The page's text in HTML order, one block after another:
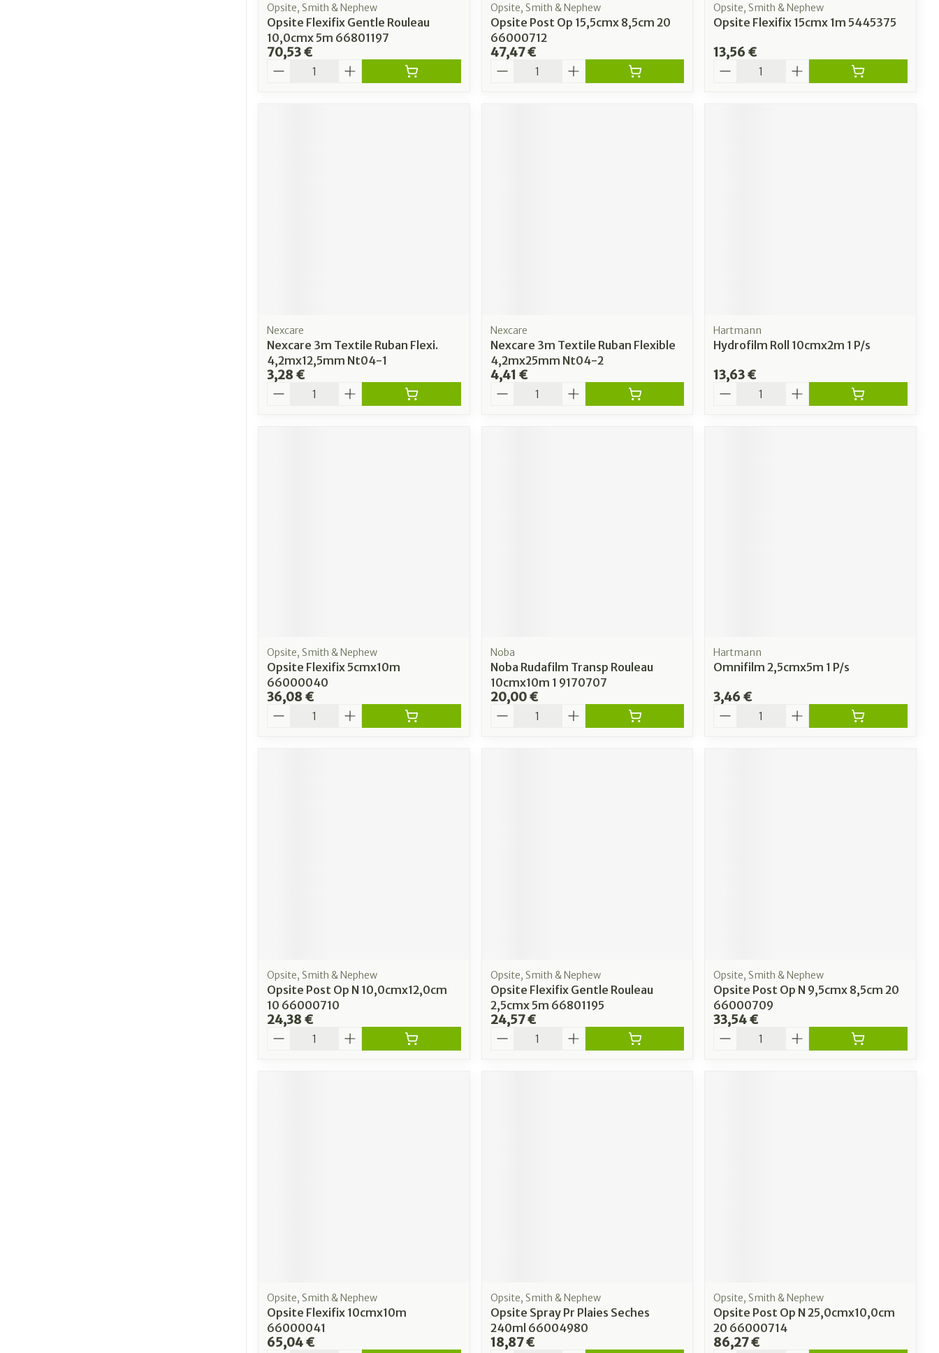
Opsite, Smith & Nephew
Opsite Flexifix Gentle Rouleau
10,0cmx 5m 66801197
70,53 €
Quantité
Opsite, Smith & Nephew
Opsite Post Op 15,5cmx 8,5cm 20
66000712
47,47 €
Quantité
Opsite, Smith & Nephew
Opsite Flexifix 15cmx 1m 5445375
13,56 €
Quantité
Nexcare
Nexcare 3m Textile Ruban Flexi.
4,2mx12,5mm Nt04-1
3,28 €
Quantité
Nexcare
Nexcare 3m Textile Ruban Flexible
4,2mx25mm Nt04-2
4,41 €
Quantité
Hartmann
Hydrofilm Roll 10cmx2m 1 P/s
13,63 €
Quantité
Opsite, Smith & Nephew
Opsite Flexifix 5cmx10m
66000040
36,08 €
Quantité
Noba
Noba Rudafilm Transp Rouleau
10cmx10m 1 9170707
20,00 €
Quantité
Hartmann
Omnifilm 2,5cmx5m 1 P/s
3,46 €
Quantité
Opsite, Smith & Nephew
Opsite Post Op N 10,0cmx12,0cm
10 66000710
24,38 €
Quantité
Opsite, Smith & Nephew
Opsite Flexifix Gentle Rouleau
2,5cmx 5m 66801195
24,57 €
Quantité
Opsite, Smith & Nephew
Opsite Post Op N 9,5cmx 8,5cm 20
66000709
33,54 €
Quantité
Opsite, Smith & Nephew
Opsite Flexifix 10cmx10m
66000041
65,04 €
Opsite, Smith & Nephew
Opsite Spray Pr Plaies Seches
240ml 66004980
18,87 €
Opsite, Smith & Nephew
Opsite Post Op N 25,0cmx10,0cm
20 66000714
86,27 €